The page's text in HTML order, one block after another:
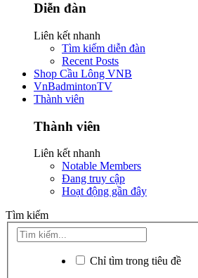
Diễn đàn
Liên kết nhanh
Tìm kiếm diễn đàn
Recent Posts
Shop Cầu Lông VNB
VnBadmintonTV
Thành viên
Thành viên
Liên kết nhanh
Notable Members
Đang truy cập
Hoạt động gần đây
Tìm kiếm
Chỉ tìm trong tiêu đề